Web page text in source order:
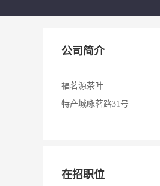
公司简介
福茗源茶叶
特产城咏茗路31号
在招职位